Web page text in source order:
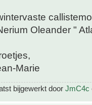
Oleander "
Marie
bijgewerkt door JmC4c